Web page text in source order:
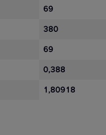
69
380
69
0,388
1,80918